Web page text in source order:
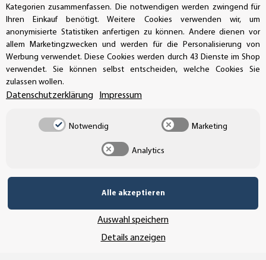
Handwerkerring 1, D-39326 Wolmirstedt
Bestellungen/Support: +49 (0)39-201-28-98-10
Buchhaltung: +49 (0)39-201-28-98-17
info@aufkleberdealer.de
UNSER AFFILIATE-PROGRAMM
UNSERE ZAHLUNGSARTEN*
Kategorien zusammenfassen. Die notwendigen werden zwingend für
Ihren Einkauf benötigt. Weitere Cookies verwenden wir, um
anonymisierte Statistiken anfertigen zu können. Andere dienen vor
allem Marketingzwecken und werden für die Personalisierung von
Werbung verwendet. Diese Cookies werden durch 43 Dienste im Shop
verwendet. Sie können selbst entscheiden, welche Cookies Sie
zulassen wollen.
Datenschutzerklärung Impressum
Notwendig Marketing
Analytics
Alle akzeptieren
Auswahl speichern
Details anzeigen